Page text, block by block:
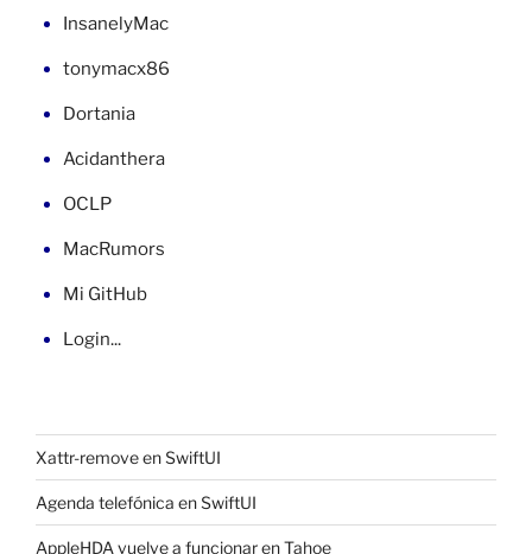
InsanelyMac
tonymacx86
Dortania
Acidanthera
OCLP
MacRumors
Mi GitHub
Login...
Xattr-remove en SwiftUI
Agenda telefónica en SwiftUI
AppleHDA vuelve a funcionar en Tahoe